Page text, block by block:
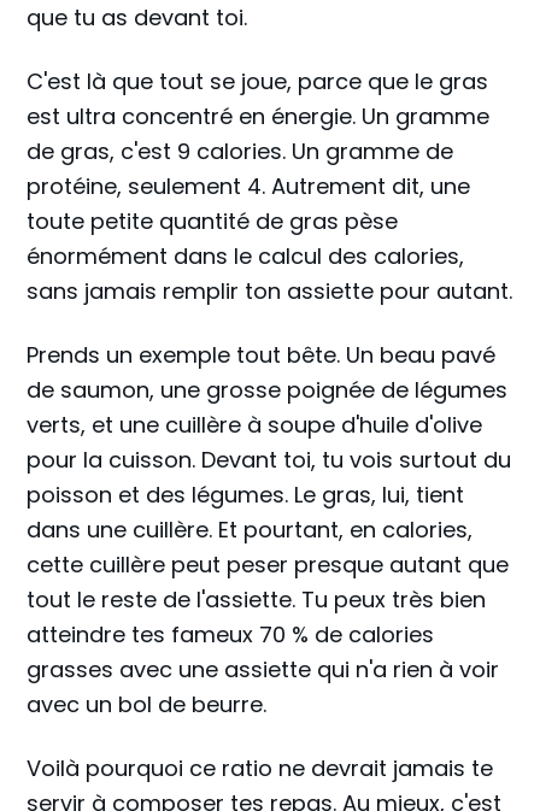
que tu as devant toi.
C'est là que tout se joue, parce que le gras
est ultra concentré en énergie. Un gramme
de gras, c'est 9 calories. Un gramme de
protéine, seulement 4. Autrement dit, une
toute petite quantité de gras pèse
énormément dans le calcul des calories,
sans jamais remplir ton assiette pour autant.
Prends un exemple tout bête. Un beau pavé
de saumon, une grosse poignée de légumes
verts, et une cuillère à soupe d'huile d'olive
pour la cuisson. Devant toi, tu vois surtout du
poisson et des légumes. Le gras, lui, tient
dans une cuillère. Et pourtant, en calories,
cette cuillère peut peser presque autant que
tout le reste de l'assiette. Tu peux très bien
atteindre tes fameux 70 % de calories
grasses avec une assiette qui n'a rien à voir
avec un bol de beurre.
Voilà pourquoi ce ratio ne devrait jamais te
servir à composer tes repas. Au mieux, c'est